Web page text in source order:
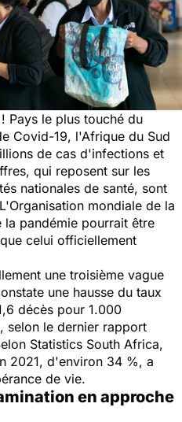
Pays le plus touché du
Covid-19, l'Afrique du Sud
de cas d'infections et
qui reposent sur les
nationales de santé, sont
mondiale de la
la pandémie pourrait être
celui officiellement
une troisième vague
une hausse du taux
décès pour 1.000
selon le dernier rapport
Statistics South Africa,
2021, d'environ 34 %, a
de vie.
en approche